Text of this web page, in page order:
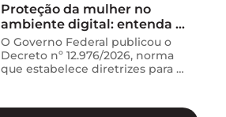
dados, redigem e-mails, geram
relatórios. O problema não está
na ferramenta. Está …
Proteção da mulher no
ambiente digital: entenda o
novo Decreto nº 12.976/2026
O Governo Federal publicou o
Decreto nº 12.976/2026, norma
que estabelece diretrizes para a
enfrentamento da violência